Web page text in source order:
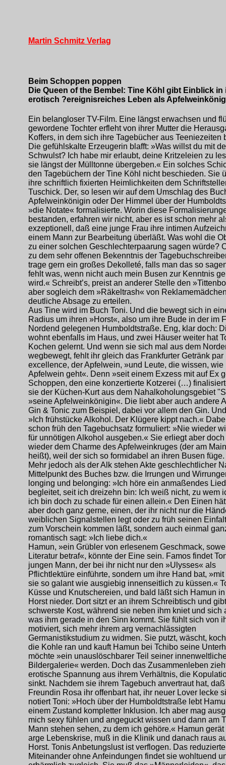
Martin Schmitz Verlag
Beim Schoppen poppen
Die Queen of the Bembel: Tine Köhl gibt Einblick in
erotisch ?ereignisreiches Leben als
Ein belangloser TV-Film. Eine längst erwachsen und
gewordene Tochter erfleht von ihrer Mutter die
Koffers, in dem sich ihre Tagebücher aus Teeniezeiten
Die gefühlskalte Erzeugerin blafft: »Was willst du mit
Schwulst? Ich habe mir erlaubt, deine Kritzeleien zu
sie längst der Mülltonne übergeben.« Ein solches
den Tagebüchern der Tine Köhl nicht beschieden. Sie
ihre schriftlich fixierten Heimlichkeiten dem
Tuschick. Der, so lesen wir auf dem Umschlag des
Apfelweinkönigin oder Der Himmel über der
»die Notate« formalisierte. Worin diese
bestanden, erfahren wir nicht, aber es ist schon mehr
exzeptionell, daß eine junge Frau ihre intimen
einem Mann zur Bearbeitung überläßt. Was wohl die
zu einer solchen Geschlechterpaarung sagen würde?
zu dem sehr offenen Bekenntnis der
trage gern ein großes Dekolleté, falls man das so
fehlt was, wenn nicht auch mein Busen zur Kenntnis
wird.« Schreibt’s, preist an anderer Stelle den
aber sogleich dem »Räkeltrash« von
deutliche Absage zu erteilen.
Aus Tine wird im Buch Toni. Und die bewegt sich in
Radius um ihren »Horst«, also um ihre Bude in der im
Nordend gelegenen Humboldtstraße. Eng, klar doch:
wohnt ebenfalls im Haus, und zwei Häuser weiter hat
Kochen gelernt. Und wenn sie sich mal aus dem
wegbewegt, fehlt ihr gleich das Frankfurter Getränk par
excellence, der Apfelwein, »und Leute, die wissen, wie
Apfelwein geht«. Denn »seit einem Exzess mit auf Ex
Schoppen, den eine konzertierte Kotzerei (…)
sie der Küchen-Kurt aus dem Nahalkoholungsgebiet
»seine Apfelweinkönigin«. Die liebt aber auch andere
Gin & Tonic zum Beispiel, dabei vor allem den Gin.
»Ich frühstücke Alkohol. Der Klügere kippt nach.«
schon früh den Tagebuchsatz formuliert: »Nie wieder
für unnötigen Alkohol ausgeben.« Sie erliegt aber doch
wieder dem Charme des Apfelweinkruges (der am
heißt), weil der sich so formidabel an ihren Busen füge.
Mehr jedoch als der Alk stehen Akte geschlechtlicher
Mittelpunkt des Buches bzw. die Irrungen und
longing und belonging: »Ich höre ein anmaßendes
begleitet, seit ich dreizehn bin: Ich weiß nicht, zu wem
ich bin doch zu schade für einen allein.« Den Einen
aber doch ganz gerne, einen, der ihr nicht nur die
weiblichen Signalstellen legt oder zu früh seinen
zum Vorschein kommen läßt, sondern auch einmal
romantisch sagt: »Ich liebe dich.«
Hamun, »ein Grübler von erlesenem Geschmack,
Literatur betraf«, könnte der Eine sein. Famos findet
jungen Mann, der bei ihr nicht nur den »Ulysses« als
Pflichtlektüre einführte, sondern um ihre Hand bat,
sie so galant wie ausgiebig innenseitlich zu küssen.«
Küsse und Knutschereien, und bald läßt sich Hamun
Horst nieder. Dort sitzt er an ihrem Schreibtisch und
schwerste Kost, während sie neben ihm kniet und sich
was ihm gerade in den Sinn kommt. Sie fühlt sich von
motiviert, sich mehr ihrem arg vernachlässigten
Germanistikstudium zu widmen. Sie putzt, wäscht,
die Kohle ran und kauft Hamun bei Tchibo seine
möchte »ein unauslöschbarer Teil seiner
Bildergalerie« werden. Doch das Zusammenleben
erotische Spannung aus ihrem Verhältnis, die
sinkt. Nachdem sie ihrem Tagebuch anvertraut hat,
Freundin Rosa ihr offenbart hat, ihr neuer Lover lecke
notiert Toni: »Hoch über der Humboldtstraße lebt
einem Zustand kompletter Inklusion. Ich aber mag
mich sexy fühlen und angeguckt wissen und dann am
Mann stehen sehen, zu dem ich gehöre.« Hamun
arge Lebenskrise, muß in die Klinik und danach raus
Horst. Tonis Anbetungslust ist verflogen. Das reduzierte
Miteinander ohne Anfeindungen findet sie wohltuend